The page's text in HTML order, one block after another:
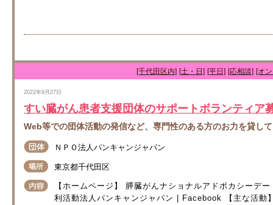
[千代田区内] [土・日] [平日] [応相談] [オ
2022年9月27日
すい臓がん患者支援団体のサポートボランティア
Web等での団体活動の発信など、専門性のある方のお力を貸し
ＮＰＯ法人パンキャンジャパン
東京都千代田区
【ホームページ】 膵臓がんナショナルアドボカシー
利活動法人パンキャンジャパン | Facebook 【主な活動